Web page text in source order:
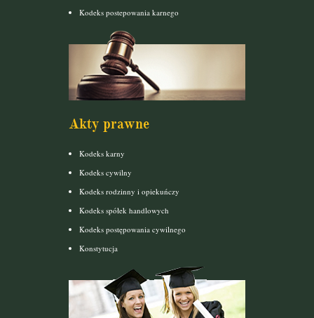
Kodeks postepowania karnego
Akty prawne
Kodeks karny
Kodeks cywilny
Kodeks rodzinny i opiekuńczy
Kodeks spółek handlowych
Kodeks postępowania cywilnego
Konstytucja